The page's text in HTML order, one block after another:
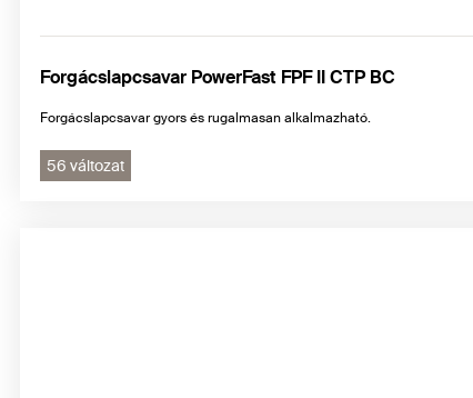
Forgácslapcsavar PowerFast FPF II CTP BC
Forgácslapcsavar gyors és rugalmasan alkalmazható.
56 változat